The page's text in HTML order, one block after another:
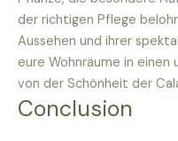
der richtigen Pflege
Aussehen und ihrer
eure Wohnräume in einen
von der Schönheit der
Conclusion